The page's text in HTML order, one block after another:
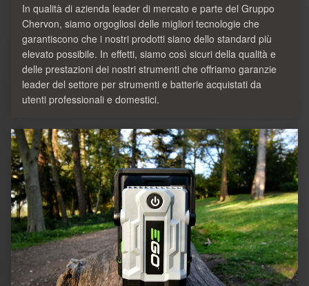
In qualità di azienda leader di mercato e parte del Gruppo
Chervon, siamo orgogliosi delle migliori tecnologie che
garantiscono che i nostri prodotti siano dello standard più
elevato possibile. In effetti, siamo così sicuri della qualità e
delle prestazioni dei nostri strumenti che offriamo garanzie
leader del settore per strumenti e batterie acquistati da
utenti professionali e domestici.